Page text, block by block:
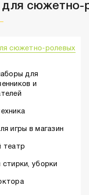
для сюжетно-
сюжетно-ролевых
для
и
игры в магазин
театр
уборки